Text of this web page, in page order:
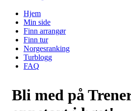
Hjem
Min side
Finn arrangør
Finn tur
Norgesranking
Turblogg
FAQ
Bli med på